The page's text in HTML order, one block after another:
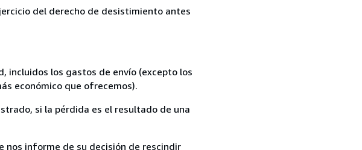
del derecho de desistimiento antes
incluidos los gastos de envío (excepto los
económico que ofrecemos).
si la pérdida es el resultado de una
nos informe de su decisión de rescindir